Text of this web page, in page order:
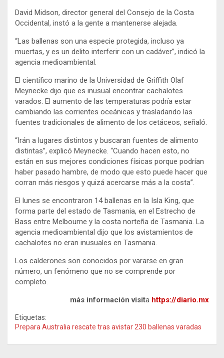
David Midson, director general del Consejo de la Costa
Occidental, instó a la gente a mantenerse alejada.
“Las ballenas son una especie protegida, incluso ya
muertas, y es un delito interferir con un cadáver”, indicó la
agencia medioambiental.
El científico marino de la Universidad de Griffith Olaf
Meynecke dijo que es inusual encontrar cachalotes
varados. El aumento de las temperaturas podría estar
cambiando las corrientes oceánicas y trasladando las
fuentes tradicionales de alimento de los cetáceos, señaló.
“Irán a lugares distintos y buscaran fuentes de alimento
distintas”, explicó Meynecke. “Cuando hacen esto, no
están en sus mejores condiciones físicas porque podrían
haber pasado hambre, de modo que esto puede hacer que
corran más riesgos y quizá acercarse más a la costa”.
El lunes se encontraron 14 ballenas en la Isla King, que
forma parte del estado de Tasmania, en el Estrecho de
Bass entre Melbourne y la costa norteña de Tasmania. La
agencia medioambiental dijo que los avistamientos de
cachalotes no eran inusuales en Tasmania.
Los calderones son conocidos por vararse en gran
número, un fenómeno que no se comprende por
completo.
más información visita https://diario.mx
Etiquetas:
Prepara Australia rescate tras avistar 230 ballenas varadas